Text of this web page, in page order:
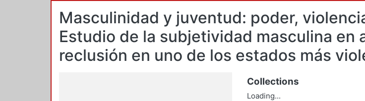
Masculinidad y juventud: poder,
Estudio de la subjetividad masculina en
reclusión en uno de los estados más
Collections
Loading...